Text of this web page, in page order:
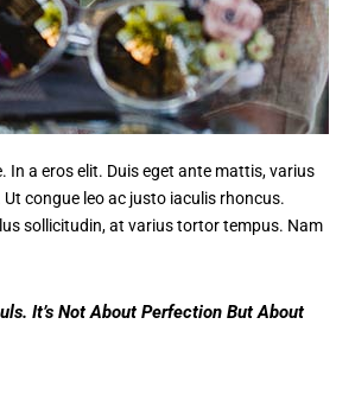
In a eros elit. Duis eget ante mattis, varius
congue leo ac justo iaculis rhoncus.
sollicitudin, at varius tortor tempus. Nam
It’s Not About Perfection But About